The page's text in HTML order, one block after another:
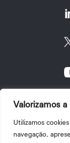
Valorizamos
Utilizamos
navegação,